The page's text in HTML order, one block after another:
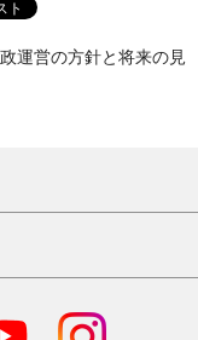
運営の方針と将来の見